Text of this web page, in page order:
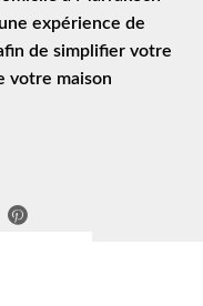
expérience de
de simplifier votre
votre maison